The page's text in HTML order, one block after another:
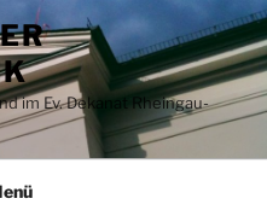
im Ev. Dekanat Rheingau-